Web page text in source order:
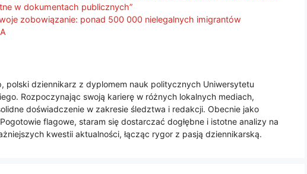
w dokumentach publicznych”
zobowiązanie: ponad 500 000 nielegalnych imigrantów
polski dziennikarz z dyplomem nauk politycznych Uniwersytetu
Rozpoczynając swoją karierę w różnych lokalnych mediach,
doświadczenie w zakresie śledztwa i redakcji. Obecnie jako
flagowe, staram się dostarczać dogłębne i istotne analizy na
kwestii aktualności, łącząc rygor z pasją dziennikarską.